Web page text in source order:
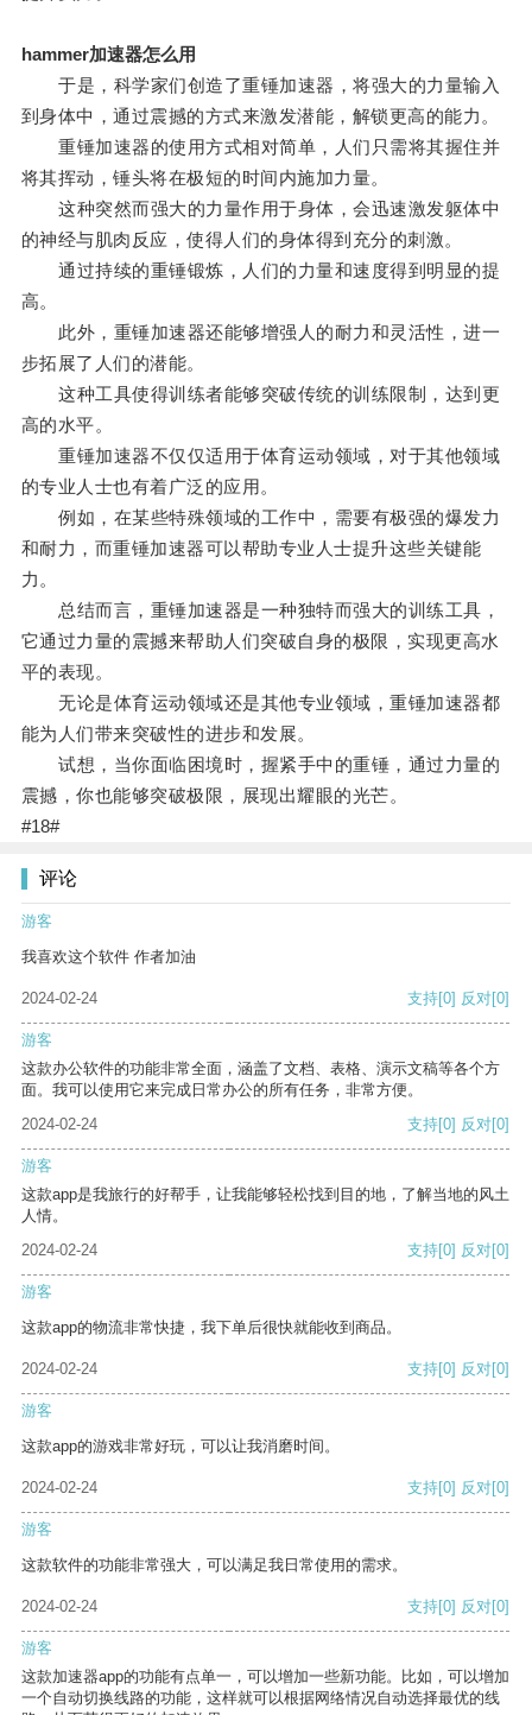
hammer加速器怎么用
于是，科学家们创造了重锤加速器，将强大的力量输入
到身体中，通过震撼的方式来激发潜能，解锁更高的能力。
重锤加速器的使用方式相对简单，人们只需将其握住并
将其挥动，锤头将在极短的时间内施加力量。
这种突然而强大的力量作用于身体，会迅速激发躯体中
的神经与肌肉反应，使得人们的身体得到充分的刺激。
通过持续的重锤锻炼，人们的力量和速度得到明显的提
高。
此外，重锤加速器还能够增强人的耐力和灵活性，进一
步拓展了人们的潜能。
这种工具使得训练者能够突破传统的训练限制，达到更
高的水平。
重锤加速器不仅仅适用于体育运动领域，对于其他领域
的专业人士也有着广泛的应用。
例如，在某些特殊领域的工作中，需要有极强的爆发力
和耐力，而重锤加速器可以帮助专业人士提升这些关键能
力。
总结而言，重锤加速器是一种独特而强大的训练工具，
它通过力量的震撼来帮助人们突破自身的极限，实现更高水
平的表现。
无论是体育运动领域还是其他专业领域，重锤加速器都
能为人们带来突破性的进步和发展。
试想，当你面临困境时，握紧手中的重锤，通过力量的
震撼，你也能够突破极限，展现出耀眼的光芒。
#18#
评论
游客
我喜欢这个软件 作者加油
2024-02-24 支持[0] 反对[0]
游客
这款办公软件的功能非常全面，涵盖了文档、表格、演示文稿等各个方
面。我可以使用它来完成日常办公的所有任务，非常方便。
2024-02-24
支持[0] 反对[0]
游客
这款app是我旅行的好帮手，让我能够轻松找到目的地，了解当地的风土
人情。
2024-02-24
支持[0] 反对[0]
游客
这款app的物流非常快捷，我下单后很快就能收到商品。
2024-02-24 支持[0] 反对[0]
游客
这款app的游戏非常好玩，可以让我消磨时间。
2024-02-24 支持[0] 反对[0]
游客
这款软件的功能非常强大，可以满足我日常使用的需求。
2024-02-24 支持[0] 反对[0]
游客
这款加速器app的功能有点单一，可以增加一些新功能。比如，可以增加
一个自动切换线路的功能，这样就可以根据网络情况自动选择最优的线